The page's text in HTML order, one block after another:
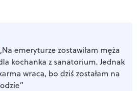
emeryturze zostawiłam męża
kochanka z sanatorium. Jednak
wraca, bo dziś zostałam na